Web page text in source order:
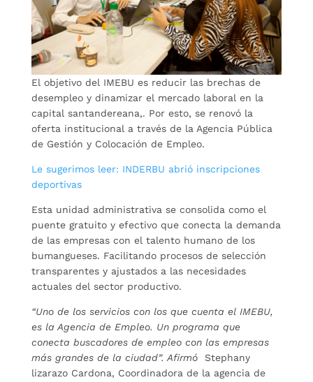
El objetivo del IMEBU es reducir las brechas de
desempleo y dinamizar el mercado laboral en la
capital santandereana,. Por esto, se renovó la
oferta institucional a través de la Agencia Pública
de Gestión y Colocación de Empleo.
Le sugerimos leer: INDERBU abrió inscripciones
deportivas
Esta unidad administrativa se consolida como el
puente gratuito y efectivo que conecta la demanda
de las empresas con el talento humano de los
bumangueses. Facilitando procesos de selección
transparentes y ajustados a las necesidades
actuales del sector productivo.
“Uno de los servicios con los que cuenta el IMEBU,
es la Agencia de Empleo. Un programa que
conecta buscadores de empleo con las empresas
más grandes de la ciudad”. Afirmó
Stephany
lizarazo Cardona, Coordinadora de la agencia de